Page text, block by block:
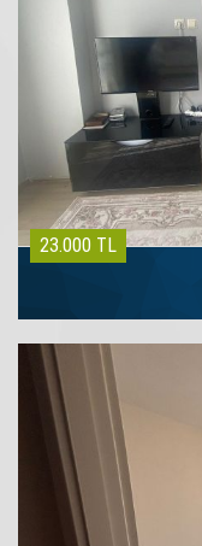
23.000 TL